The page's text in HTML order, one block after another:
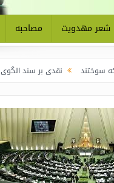
شعر مهدویت مصاحبه
نقدی بر سند الگوی اسلامی